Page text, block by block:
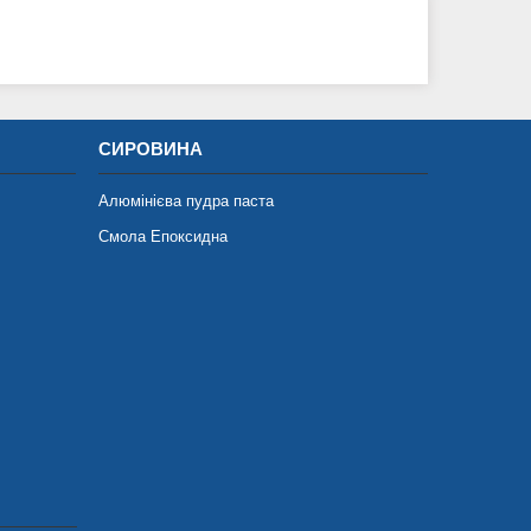
СИРОВИНА
Алюмінієва пудра паста
Смола Епоксидна